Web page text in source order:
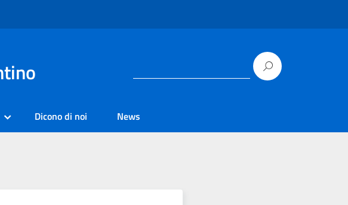
Dicono di noi News